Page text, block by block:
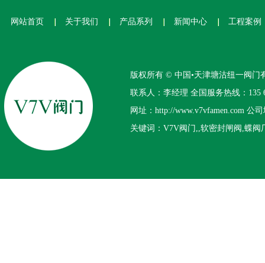
网站首页 关于我们 产品系列 新闻中心 工程案例
版权所有 © 中国•天津塘沽纽一阀门
联系人：李经理 全国服务热线：135
网址：http://www.v7vfamen.com 公
关键词：V7V阀门,,软密封闸阀,蝶阀